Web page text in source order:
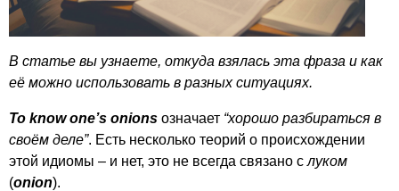
В статье вы узнаете, откуда взялась эта фраза и как
её можно использовать в разных ситуациях.
To know one’s onions означает “хорошо разбираться в
своём деле”. Есть несколько теорий о происхождении
этой идиомы – и нет, это не всегда связано с луком
(onion).